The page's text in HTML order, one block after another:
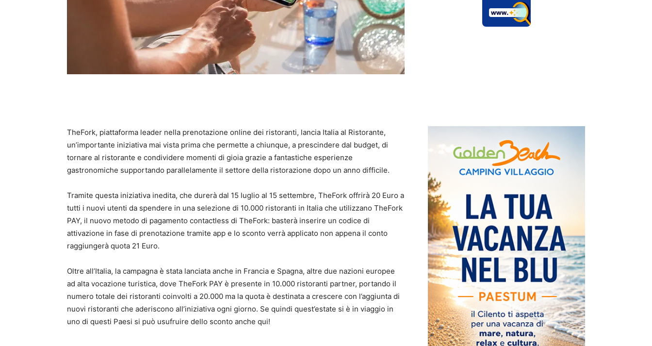
TheFork, piattaforma leader nella prenotazione online dei ristoranti, lancia Italia al Ristorante,
un’importante iniziativa mai vista prima che permette a chiunque, a prescindere dal budget, di
tornare al ristorante e condividere momenti di gioia grazie a fantastiche esperienze
gastronomiche supportando parallelamente il settore della ristorazione dopo un anno difficile.
Tramite questa iniziativa inedita, che durerà dal 15 luglio al 15 settembre, TheFork offrirà 20 Euro a
tutti i nuovi utenti da spendere in una selezione di 10.000 ristoranti in Italia che utilizzano TheFork
PAY, il nuovo metodo di pagamento contactless di TheFork: basterà inserire un codice di
attivazione in fase di prenotazione tramite app e lo sconto verrà applicato non appena il conto
raggiungerà quota 21 Euro.
Oltre all’Italia, la campagna è stata lanciata anche in Francia e Spagna, altre due nazioni europee
ad alta vocazione turistica, dove TheFork PAY è presente in 10.000 ristoranti partner, portando il
numero totale dei ristoranti coinvolti a 20.000 ma la quota è destinata a crescere con l’aggiunta di
nuovi ristoranti che aderiscono all’iniziativa ogni giorno. Se quindi quest’estate si è in viaggio in
uno di questi Paesi si può usufruire dello sconto anche qui!